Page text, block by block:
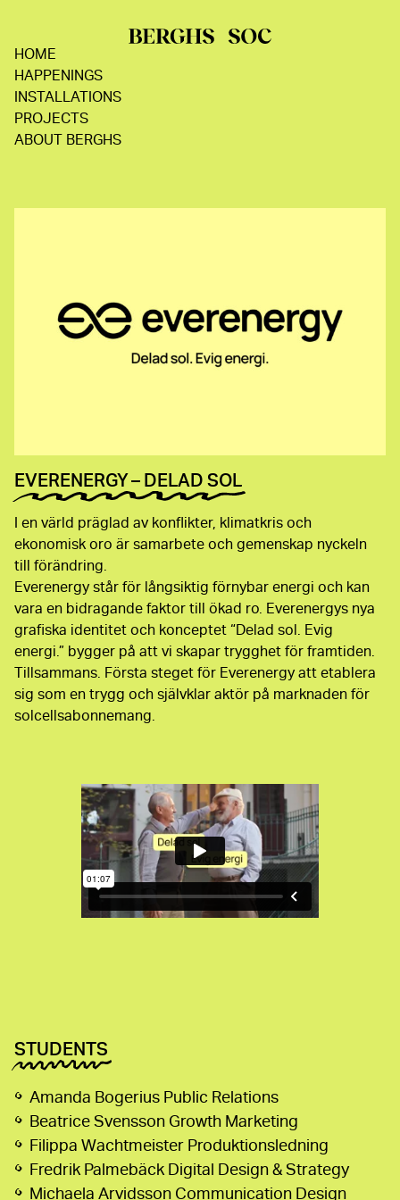
HOME
HAPPENINGS
INSTALLATIONS
PROJECTS
ABOUT BERGHS
EVERENERGY – DELAD SOL
I en värld präglad av konflikter, klimatkris och
ekonomisk oro är samarbete och gemenskap nyckeln
till förändring.
Everenergy står för långsiktig förnybar energi och kan
vara en bidragande faktor till ökad ro. Everenergys nya
grafiska identitet och konceptet “Delad sol. Evig
energi.” bygger på att vi skapar trygghet för framtiden.
Tillsammans. Första steget för Everenergy att etablera
sig som en trygg och självklar aktör på marknaden för
solcellsabonnemang.
STUDENTS
Amanda Bogerius Public Relations
Beatrice Svensson Growth Marketing
Filippa Wachtmeister Produktionsledning
Fredrik Palmebäck Digital Design & Strategy
Michaela Arvidsson Communication Design